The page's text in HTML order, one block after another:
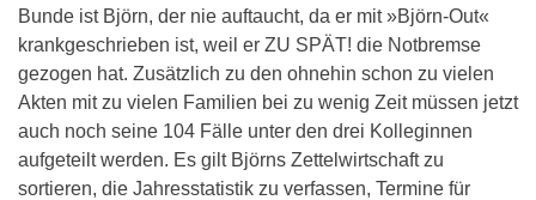
Bunde ist Björn, der nie auftaucht, da er mit »Björn-Out«
krankgeschrieben ist, weil er ZU SPÄT! die Notbremse
gezogen hat. Zusätzlich zu den ohnehin schon zu vielen
Akten mit zu vielen Familien bei zu wenig Zeit müssen jetzt
auch noch seine 104 Fälle unter den drei Kolleginnen
aufgeteilt werden. Es gilt Björns Zettelwirtschaft zu
sortieren, die Jahresstatistik zu verfassen, Termine für